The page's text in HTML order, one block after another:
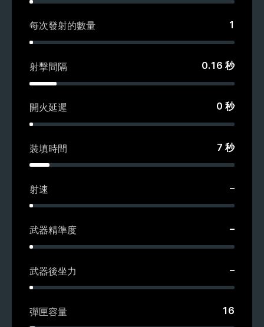
每次發射的數量 1
射擊間隔 0.16 秒
開火延遲 0 秒
裝填時間 7 秒
射速 –
武器精準度 –
武器後坐力 –
彈匣容量 16